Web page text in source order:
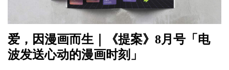
爱，因漫画而生｜《提案》8月号「电
波发送心动的漫画时刻」